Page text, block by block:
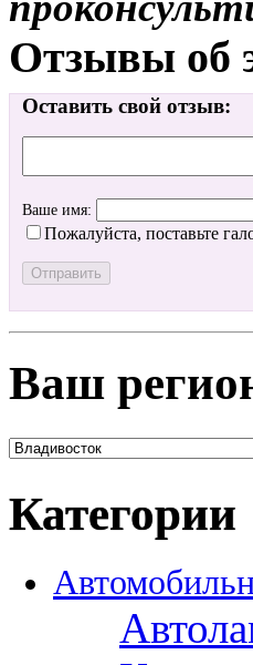
Отзывы об
Оставить свой отзыв:
Ваше имя:
Пожалуйста, поставьте
Ваш
Категории